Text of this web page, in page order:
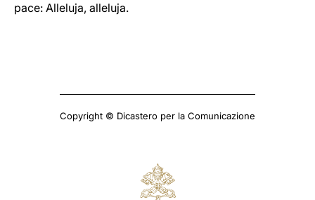
pace: Alleluja, alleluja.
Copyright © Dicastero per la Comunicazione